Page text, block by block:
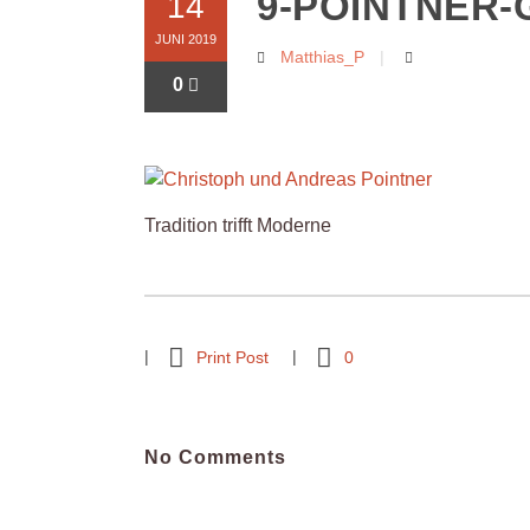
JUNI 2019
0
Matthias_P
Tradition trifft Moderne
Print Post 0
No Comments